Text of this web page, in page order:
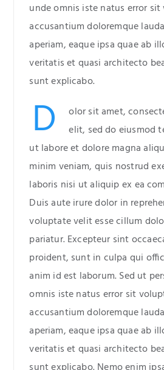
unde omnis iste natus error
accusantium doloremque
aperiam, eaque ipsa quae ab
veritatis et quasi architecto
sunt explicabo.
D
olor sit amet,
elit, sed do eiusmod
ut labore et dolore magna
minim veniam, quis nostrud
laboris nisi ut aliquip ex ea
Duis aute irure dolor in
voluptate velit esse cillum
pariatur. Excepteur sint
proident, sunt in culpa qui
anim id est laborum. Sed ut
omnis iste natus error sit
accusantium doloremque
aperiam, eaque ipsa quae ab
veritatis et quasi architecto